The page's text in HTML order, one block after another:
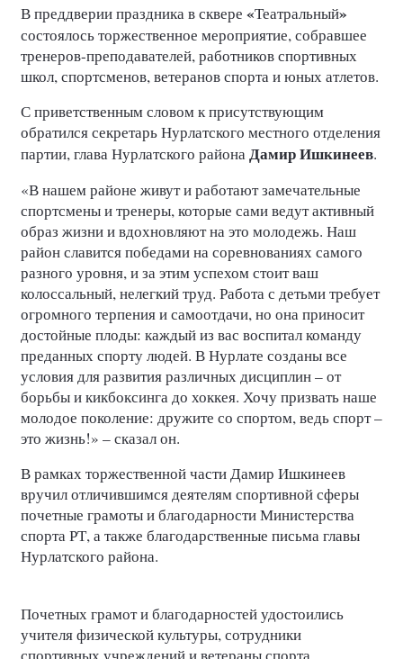
В преддверии праздника в сквере «Театральный»
состоялось торжественное мероприятие, собравшее
тренеров-преподавателей, работников спортивных
школ, спортсменов, ветеранов спорта и юных атлетов.
С приветственным словом к присутствующим
обратился секретарь Нурлатского местного отделения
партии, глава Нурлатского района Дамир Ишкинеев.
«В нашем районе живут и работают замечательные
спортсмены и тренеры, которые сами ведут активный
образ жизни и вдохновляют на это молодежь. Наш
район славится победами на соревнованиях самого
разного уровня, и за этим успехом стоит ваш
колоссальный, нелегкий труд. Работа с детьми требует
огромного терпения и самоотдачи, но она приносит
достойные плоды: каждый из вас воспитал команду
преданных спорту людей. В Нурлате созданы все
условия для развития различных дисциплин – от
борьбы и кикбоксинга до хоккея. Хочу призвать наше
молодое поколение: дружите со спортом, ведь спорт –
это жизнь!» – сказал он.
В рамках торжественной части Дамир Ишкинеев
вручил отличившимся деятелям спортивной сферы
почетные грамоты и благодарности Министерства
спорта РТ, а также благодарственные письма главы
Нурлатского района.
Почетных грамот и благодарностей удостоились
учителя физической культуры, сотрудники
спортивных учреждений и ветераны спорта.